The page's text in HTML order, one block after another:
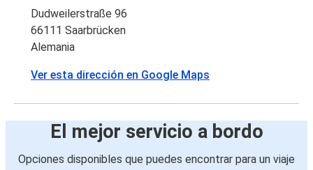
Dudweilerstraße 96
66111 Saarbrücken
Alemania
Ver esta dirección en Google Maps
El mejor servicio a bordo
Opciones disponibles que puedes encontrar para un viaje